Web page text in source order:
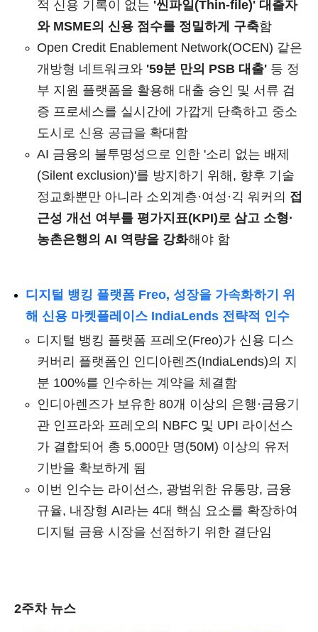
적 신용 기록이 없는 '씬파일(Thin-file)' 대출자
와 MSME의 신용 점수를 정밀하게 구축함
Open Credit Enablement Network(OCEN) 같은
개방형 네트워크와 '59분 만의 PSB 대출' 등 정
부 지원 플랫폼을 활용해 대출 승인 및 서류 검
증 프로세스를 실시간에 가깝게 단축하고 중소
도시로 신용 공급을 확대함
AI 금융의 불투명성으로 인한 '소리 없는 배제
(Silent exclusion)'를 방지하기 위해, 향후 기술
정교화뿐만 아니라 소외계층·여성·긱 워커의 접
근성 개선 여부를 평가지표(KPI)로 삼고 소형·
농촌은행의 AI 역량을 강화해야 함
디지털 뱅킹 플랫폼 Freo, 성장을 가속화하기 위
해 신용 마켓플레이스 IndiaLends 전략적 인수
디지털 뱅킹 플랫폼 프레오(Freo)가 신용 디스
커버리 플랫폼인 인디아렌즈(IndiaLends)의 지
분 100%를 인수하는 계약을 체결함
인디아렌즈가 보유한 80개 이상의 은행·금융기
관 인프라와 프레오의 NBFC 및 UPI 라이선스
가 결합되어 총 5,000만 명(50M) 이상의 유저
기반을 확보하게 됨
이번 인수는 라이선스, 광범위한 유통망, 금융
규율, 내장형 AI라는 4대 핵심 요소를 확장하여
디지털 금융 시장을 선점하기 위한 결단임
2주차 뉴스